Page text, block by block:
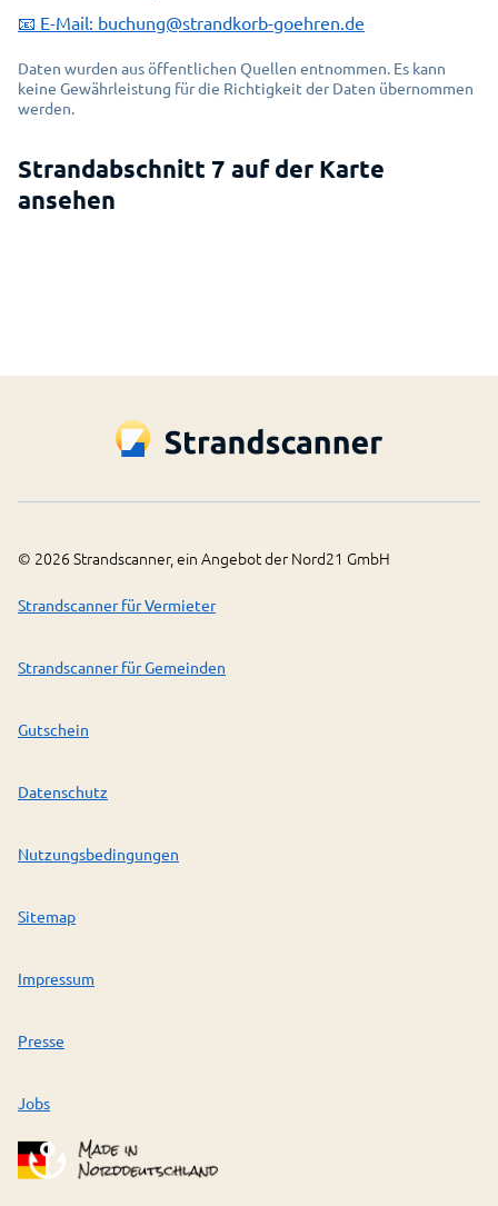
📧 E-Mail: buchung@strandkorb-goehren.de
Daten wurden aus öffentlichen Quellen entnommen. Es kann
keine Gewährleistung für die Richtigkeit der Daten übernommen
werden.
Strandabschnitt 7 auf der Karte
ansehen
Erlauben Sie das Laden von einer
interaktiven Karte?
© 2026 Strandscanner, ein Angebot der Nord21 GmbH
Strandscanner für Vermieter
Strandscanner für Gemeinden
Gutschein
Datenschutz
Nutzungsbedingungen
Sitemap
Impressum
Presse
Jobs